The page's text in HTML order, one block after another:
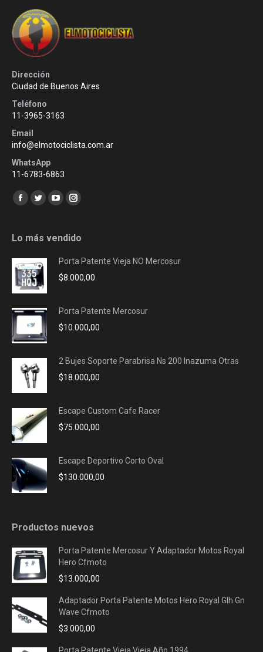
Dirección
Ciudad de Buenos Aires
Teléfono
11-3965-3163
Email
info@elmotociclista.com.ar
WhatsApp
11-6783-6863
Encuéntranos en:
Facebook
opens
new
window
Twitter
opens
new
window
YouTube
opens
new
window
Instagram
opens
new
window
Lo más vendido
Porta Patente Vieja NO Mercosur
$8.000,00
Porta Patente Mercosur
$10.000,00
2 Bujes Soporte Parabrisa Ns 200 Inazuma Otras
$18.000,00
Escape Custom Cafe Racer
$75.000,00
Escape Deportivo Corto Oval
$130.000,00
Productos nuevos
Porta Patente Mercosur Y Adaptador Motos Royal
Hero Cfmoto
$13.000,00
Adaptador Porta Patente Motos Hero Royal Glh Gn
Wave Cfmoto
$3.000,00